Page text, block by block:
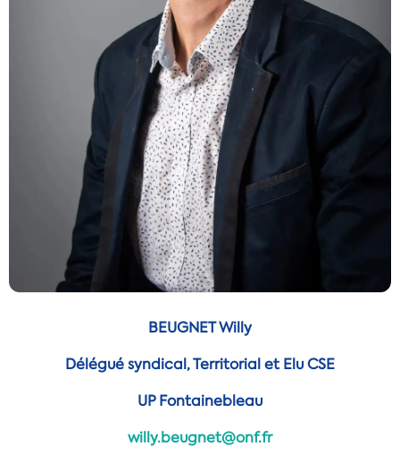
BEUGNET Willy
Délégué syndical, Territorial et Elu CSE
UP Fontainebleau
willy.beugnet@onf.fr